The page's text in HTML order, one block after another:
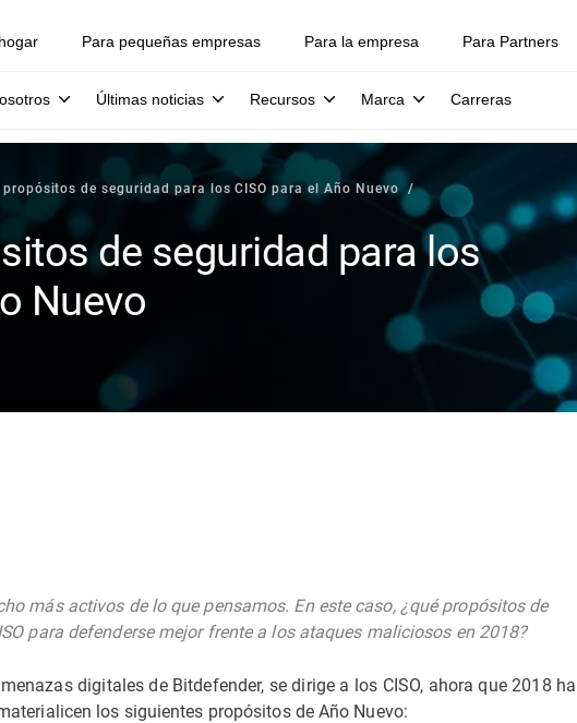
Para pequeñas empresas Para la empresa Para Partners
Últimas noticias Recursos Marca Carreras
de seguridad para los CISO para el Año Nuevo
de seguridad para los
Nuevo
más activos de lo que pensamos. En este caso, ¿qué propósitos de
para defenderse mejor frente a los ataques maliciosos en 2018?
digitales de Bitdefender, se dirige a los CISO, ahora que 2018 ha
los siguientes propósitos de Año Nuevo: